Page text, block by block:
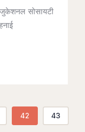
सोसायटी
42 43